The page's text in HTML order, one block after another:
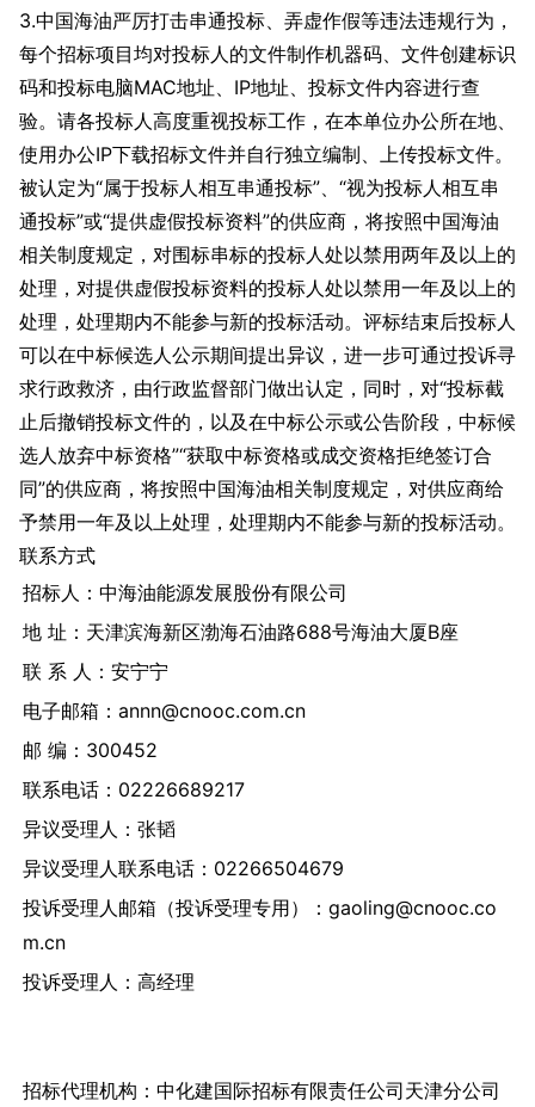
3.中国海油严厉打击串通投标、弄虚作假等违法违规行为，
每个招标项目均对投标人的文件制作机器码、文件创建标识
码和投标电脑MAC地址、IP地址、投标文件内容进行查
验。请各投标人高度重视投标工作，在本单位办公所在地、
使用办公IP下载招标文件并自行独立编制、上传投标文件。
被认定为“属于投标人相互串通投标”、“视为投标人相互串
通投标”或“提供虚假投标资料”的供应商，将按照中国海油
相关制度规定，对围标串标的投标人处以禁用两年及以上的
处理，对提供虚假投标资料的投标人处以禁用一年及以上的
处理，处理期内不能参与新的投标活动。评标结束后投标人
可以在中标候选人公示期间提出异议，进一步可通过投诉寻
求行政救济，由行政监督部门做出认定，同时，对“投标截
止后撤销投标文件的，以及在中标公示或公告阶段，中标候
选人放弃中标资格”“获取中标资格或成交资格拒绝签订合
同”的供应商，将按照中国海油相关制度规定，对供应商给
予禁用一年及以上处理，处理期内不能参与新的投标活动。
联系方式
招标人：中海油能源发展股份有限公司
地 址：天津滨海新区渤海石油路688号海油大厦B座
联 系 人：安宁宁
电子邮箱：annn@cnooc.com.cn
邮 编：300452
联系电话：02226689217
异议受理人：张韬
异议受理人联系电话：02266504679
投诉受理人邮箱（投诉受理专用）：gaoling@cnooc.co
m.cn
投诉受理人：高经理
招标代理机构：中化建国际招标有限责任公司天津分公司